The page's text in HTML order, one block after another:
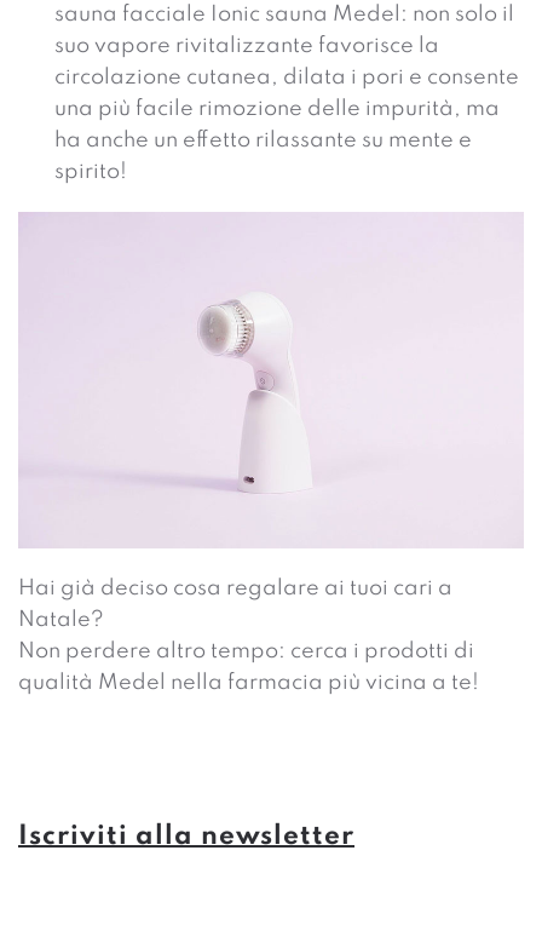
sauna facciale Ionic sauna Medel: non solo il
suo vapore rivitalizzante favorisce la
circolazione cutanea, dilata i pori e consente
una più facile rimozione delle impurità, ma
ha anche un effetto rilassante su mente e
spirito!
Hai già deciso cosa regalare ai tuoi cari a
Natale?
Non perdere altro tempo: cerca i prodotti di
qualità Medel nella farmacia più vicina a te!
Iscriviti alla newsletter